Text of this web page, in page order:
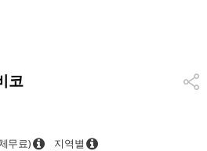
코
무료) 지역별